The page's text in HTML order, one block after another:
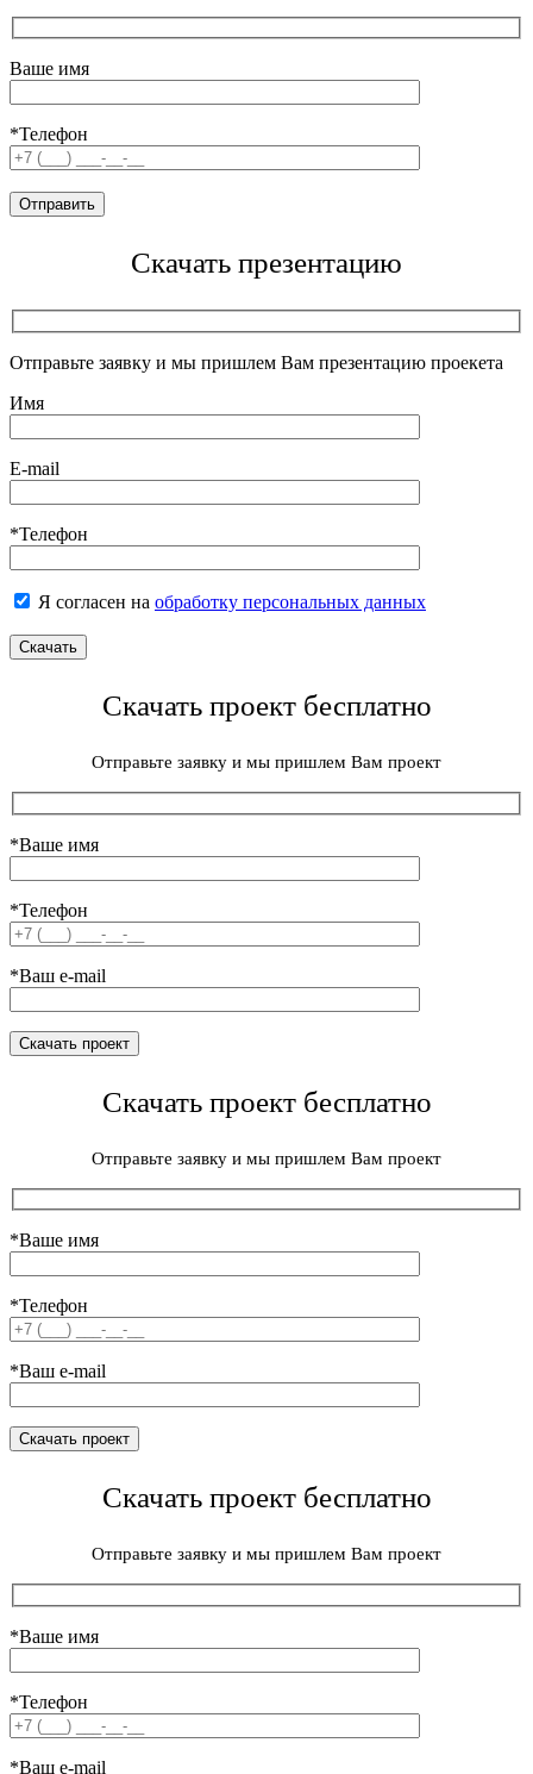
Ваше имя
*Телефон
Скачать презентацию
Отправьте заявку и мы пришлем Вам презентацию проекета
Имя
E-mail
*Телефон
Я согласен на обработку персональных данных
Скачать проект бесплатно
Отправьте заявку и мы пришлем Вам проект
*Ваше имя
*Телефон
*Ваш e-mail
Скачать проект бесплатно
Отправьте заявку и мы пришлем Вам проект
*Ваше имя
*Телефон
*Ваш e-mail
Скачать проект бесплатно
Отправьте заявку и мы пришлем Вам проект
*Ваше имя
*Телефон
*Ваш e-mail